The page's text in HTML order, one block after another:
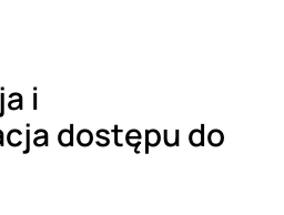
i
dostępu do